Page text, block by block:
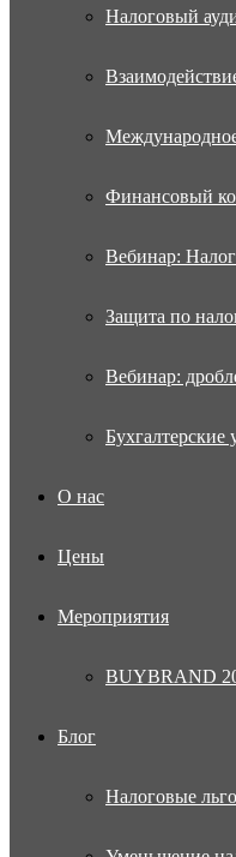
Налоговый
Финансовый
Вебинар:
Защита по
Вебинар:
Бухгалтерские
О нас
Цены
Мероприятия
BUYBRAND
Блог
Налоговые